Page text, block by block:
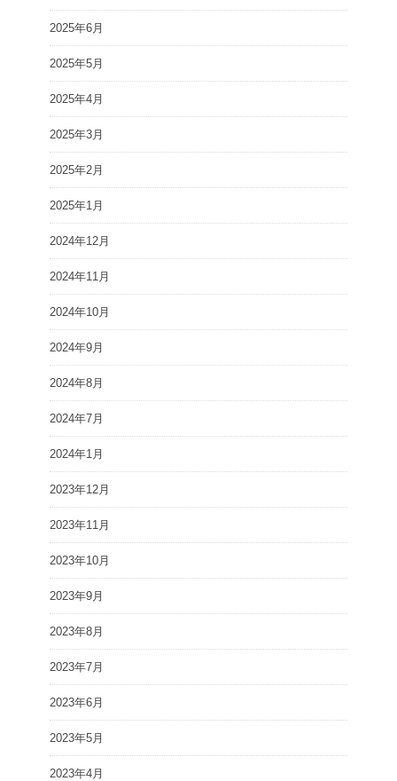
2025年6月
2025年5月
2025年4月
2025年3月
2025年2月
2025年1月
2024年12月
2024年11月
2024年10月
2024年9月
2024年8月
2024年7月
2024年1月
2023年12月
2023年11月
2023年10月
2023年9月
2023年8月
2023年7月
2023年6月
2023年5月
2023年4月